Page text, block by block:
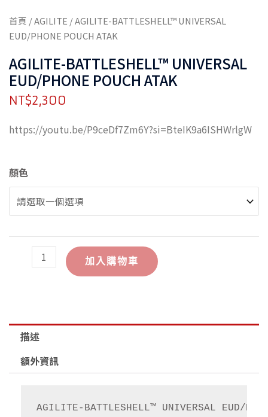
首頁 /AGILITE / AGILITE-BATTLESHELL™ UNIVERSAL
EUD/PHONE POUCH ATAK
AGILITE-BATTLESHELL™ UNIVERSAL
EUD/PHONE POUCH ATAK
NT$2,300
https://youtu.be/P9ceDf7Zm6Y?si=BteIK9a6ISHWrlgW
顏色
AGILITE-
BATTLESHELL™
UNIVERSAL
EUD/PHONE
加入購物車
描述
額外資訊
AGILITE-BATTLESHELL™ UNIVERSAL EUD/